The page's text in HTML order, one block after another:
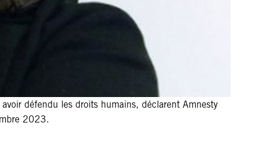
défendu les droits humains, déclarent Amnesty
2023.